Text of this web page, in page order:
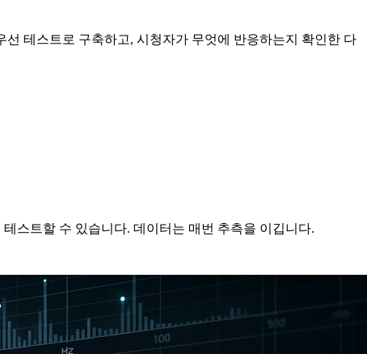
선 테스트로 구축하고, 시청자가 무엇에 반응하는지 확인한 다
스트할 수 있습니다. 데이터는 매번 추측을 이깁니다.